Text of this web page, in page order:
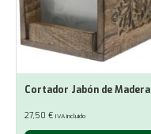
Cortador Jabón de Madera
27,50 € IVA incluido